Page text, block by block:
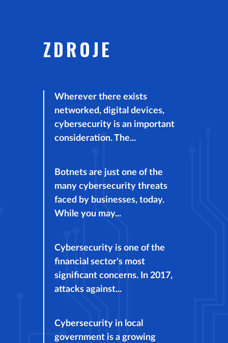
ZDROJE
Wherever there exists
networked, digital devices,
cybersecurity is an important
consideration. The...
Botnets are just one of the
many cybersecurity threats
faced by businesses, today.
While you may...
Cybersecurity is one of the
financial sector's most
significant concerns. In 2017,
attacks against...
Cybersecurity in local
government is a growing